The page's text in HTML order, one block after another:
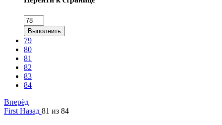
Выполнить
79
80
81
82
83
84
Вперёд
First Назад 81 из 84